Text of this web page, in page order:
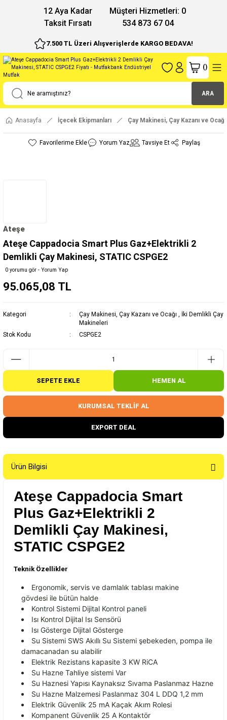
12 Aya Kadar
Taksit Fırsatı
Müşteri Hizmetleri: 0
534 873 67 04
7.500 TL Üzeri Alışverişlerde KARGO BEDAVA!
ARA
()
Anasayfa İçecek Ekipmanları Çay Makinesi, Çay Kazanı ve Ocağı
Yorum Yaz Tavsiye Et Paylaş
Ateşe
Ateşe Cappadocia Smart Plus Gaz+Elektrikli 2
Demlikli Çay Makinesi, STATIC CSPGE2
0 yorumu gör - Yorum Yap
95.065,08 TL
Kategori Çay Makinesi, Çay Kazanı ve Ocağı
İki Demlikli Çay
Makineleri
Stok Kodu
CSPGE2
SEPETE EKLE HEMEN AL
KURUMSAL TEKLİF AL
EXPORT DEAL
Ürün Bilgisi
Ateşe Cappadocia Smart
Plus Gaz+Elektrikli 2
Demlikli Çay Makinesi,
STATIC CSPGE2
Teknik Özellikler
Ergonomik, servis ve damlalık tablası makine
gövdesi ile bütün halde
Kontrol Sistemi Dijital Kontrol paneli
Isı Kontrol Dijital Isı Sensörü
Isı Gösterge Dijital Gösterge
Su Sistemi SWS Akıllı Su Sistemi şebekeden, pompa ile
damacanadan su alabilir
Elektrik Rezistans kapasite 3 KW RiCA
Su Hazne Tahliye sistemi Var
Su Haznesi Yapısı Kaynaksız Sıvama Paslanmaz Hazne
Su Hazne Malzemesi Paslanmaz 304 L DDQ 1,2 mm
Elektrik Güvenlik 25 mA Kaçak Akım Rolesi
Kompanent Güvenlik 25 A Kontaktör